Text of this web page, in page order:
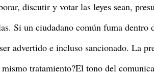
discutir y votar las leyes sean,
Si un ciudadano común fuma dentro
advertido e incluso sancionado. La
tratamiento?El tono del